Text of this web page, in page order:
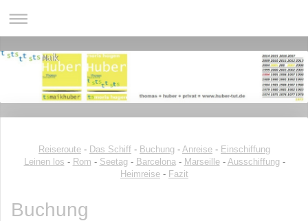
Reiseroute - Das Schiff - Buchung - Anreise - Einschiffung
Leinen los - Rom - Seetag - Barcelona - Marseille- Ausschiffung -
Heimreise - Fazit
Buchung